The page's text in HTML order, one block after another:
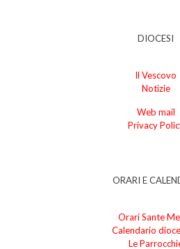
DIOCESI
Il Vescovo
Notizie
Web mail
Privacy
ORARI E
Orari Sante
Calendario
Le